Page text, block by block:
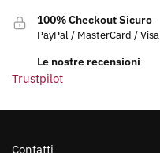
100% Checkout Sicuro
PayPal / MasterCard / Visa
Le nostre recensioni
Trustpilot
Contatti